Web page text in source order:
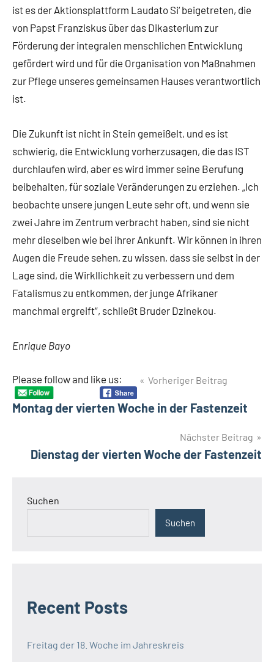
ist es der Aktionsplattform Laudato Si‘ beigetreten, die
von Papst Franziskus über das Dikasterium zur
Förderung der integralen menschlichen Entwicklung
gefördert wird und für die Organisation von Maßnahmen
zur Pflege unseres gemeinsamen Hauses verantwortlich
ist.
Die Zukunft ist nicht in Stein gemeißelt, und es ist
schwierig, die Entwicklung vorherzusagen, die das IST
durchlaufen wird, aber es wird immer seine Berufung
beibehalten, für soziale Veränderungen zu erziehen. „Ich
beobachte unsere jungen Leute sehr oft, und wenn sie
zwei Jahre im Zentrum verbracht haben, sind sie nicht
mehr dieselben wie bei ihrer Ankunft. Wir können in ihren
Augen die Freude sehen, zu wissen, dass sie selbst in der
Lage sind, die Wirkllichkeit zu verbessern und dem
Fatalismus zu entkommen, der junge Afrikaner
manchmal ergreift“, schließt Bruder Dzinekou.
Enrique Bayo
Please follow and like us:
Schlagwörter
Bildung
Institute for
(IST)
Sozialer
Tangaza
BeitragsnavigationVorheriger Beitrag
Montag der vierten Woche in der Fastenzeit
Nächster Beitrag
Dienstag der vierten Woche der Fastenzeit
Suchen
Suchen
Recent Posts
Freitag der 18. Woche im Jahreskreis